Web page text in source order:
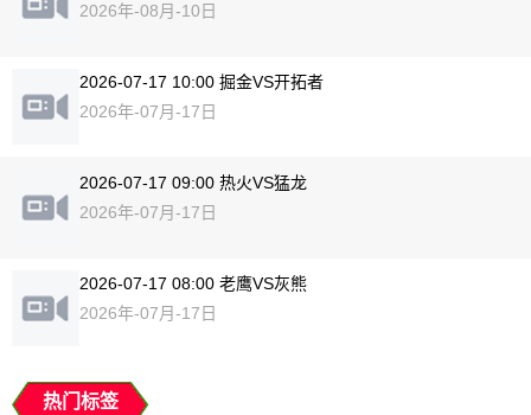
2026年-08月-10日
2026-07-17 10:00 掘金VS开拓者
2026年-07月-17日
2026-07-17 09:00 热火VS猛龙
2026年-07月-17日
2026-07-17 08:00 老鹰VS灰熊
2026年-07月-17日
热门标签